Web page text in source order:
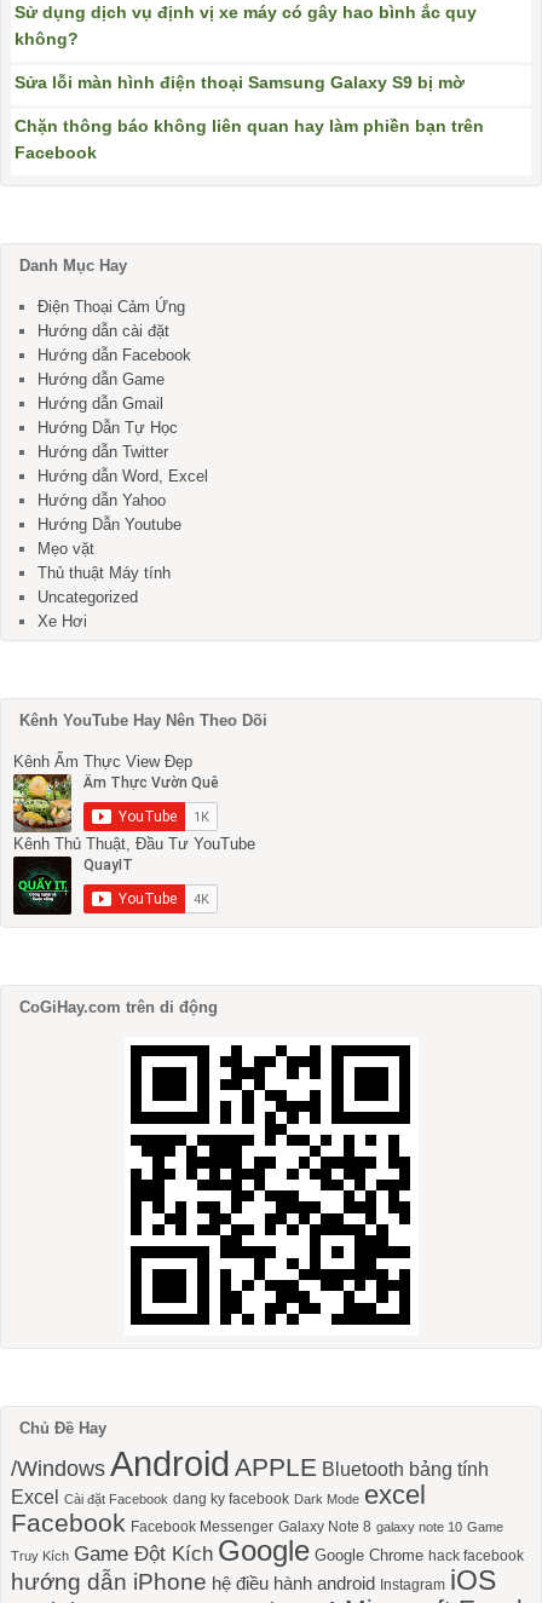
Sử dụng dịch vụ định vị xe máy có gây hao bình ắc quy
không?
Sửa lỗi màn hình điện thoại Samsung Galaxy S9 bị mờ
Chặn thông báo không liên quan hay làm phiền bạn trên
Facebook
Danh Mục Hay
Điện Thoại Cảm Ứng
Hướng dẫn cài đặt
Hướng dẫn Facebook
Hướng dẫn Game
Hướng dẫn Gmail
Hướng Dẫn Tự Học
Hướng dẫn Twitter
Hướng dẫn Word, Excel
Hướng dẫn Yahoo
Hướng Dẫn Youtube
Mẹo vặt
Thủ thuật Máy tính
Uncategorized
Xe Hơi
Kênh YouTube Hay Nên Theo Dõi
Kênh Ẩm Thực View Đẹp
Kênh Thủ Thuật, Đầu Tư YouTube
CoGiHay.com trên di động
Chủ Đề Hay
/Windows Android APPLE Bluetooth bảng tính
Excel Cài đặt Facebook dang ky facebook Dark Mode excel
Facebook Facebook Messenger Galaxy Note 8 galaxy note 10 Game
Truy Kích Game Đột Kích Google Google Chrome hack facebook
hướng dẫn iPhone hệ điều hành android Instagram iOS